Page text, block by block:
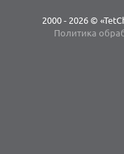
2000 - 2026 ©
Политика